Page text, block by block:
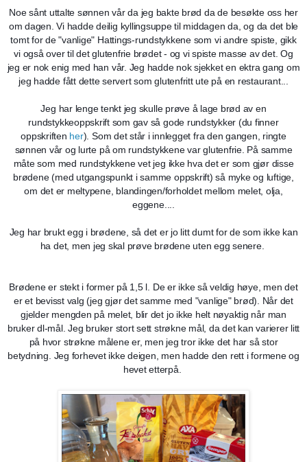
Noe sånt uttalte sønnen vår da jeg bakte brød da de besøkte oss her
om dagen. Vi hadde deilig kyllingsuppe til middagen da, og da det ble
tomt for de "vanlige" Hattings-rundstykkene som vi andre spiste, gikk
vi også over til det glutenfrie brødet - og vi spiste masse av det. Og
jeg er nok enig med han vår. Jeg hadde nok sjekket en ektra gang om
jeg hadde fått dette servert som glutenfritt ute på en restaurant...
Jeg har lenge tenkt jeg skulle prøve å lage brød av en
rundstykkeoppskrift som gav så gode rundstykker (du finner
oppskriften her). Som det står i innlegget fra den gangen, ringte
sønnen vår og lurte på om rundstykkene var glutenfrie. På samme
måte som med rundstykkene vet jeg ikke hva det er som gjør disse
brødene (med utgangspunkt i samme oppskrift) så myke og luftige,
om det er meltypene, blandingen/forholdet mellom melet, olja,
eggene....
Jeg har brukt egg i brødene, så det er jo litt dumt for de som ikke kan
ha det, men jeg skal prøve brødene uten egg senere.
Brødene er stekt i former på 1,5 l. De er ikke så veldig høye, men det
er et bevisst valg (jeg gjør det samme med "vanlige" brød). Når det
gjelder mengden på melet, blir det jo ikke helt nøyaktig når man
bruker dl-mål. Jeg bruker stort sett strøkne mål, da det kan varierer litt
på hvor strøkne målene er, men jeg tror ikke det har så stor
betydning. Jeg forhevet ikke deigen, men hadde den rett i formene og
hevet etterpå.